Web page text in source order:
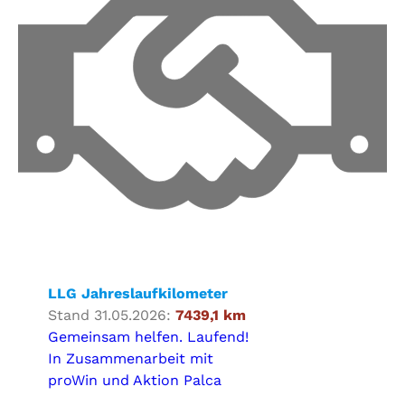
LLG Jahreslaufkilometer
Stand 31.05.2026: 7439,1 km
Gemeinsam helfen. Laufend!
In Zusammenarbeit mit
proWin und Aktion Palca